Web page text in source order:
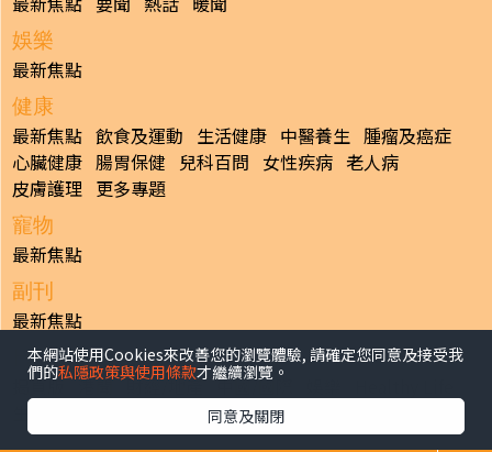
娛樂
最新焦點
健康
最新焦點 飲食及運動 生活健康 中醫養生 腫瘤及癌症
心臟健康 腸胃保健 兒科百問 女性疾病 老人病
皮膚護理 更多專題
寵物
最新焦點
副刊
最新焦點
日報
揭頁版 港聞 財經/地產 中國/國際
體育 專題/人物
本網站使用Cookies來改善您的瀏覽體驗, 請確定您同意及接受我
們的私隱政策與使用條款才繼續瀏覽。
同意及關閉